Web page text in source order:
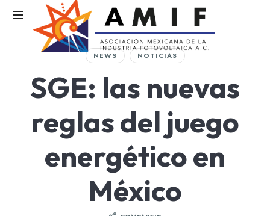
AMIF
Mexicana
de
Fotovoltaica
NEWS NOTICIAS
SGE: las nuevas
reglas del juego
energético en
México